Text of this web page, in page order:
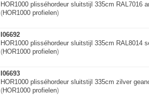
HOR1000 plisséhordeur sluitstijl 335cm RAL7016
(HOR1000 profielen)
I06692
HOR1000 plisséhordeur sluitstijl 335cm RAL8014
(HOR1000 profielen)
I06693
HOR1000 plisséhordeur sluitstijl 335cm zilver
(HOR1000 profielen)